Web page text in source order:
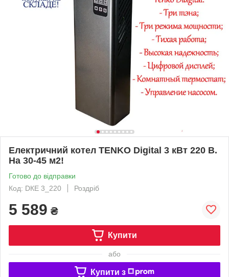
Електричний котел TENKO Digital 3 кВт 220 В.
На 30-45 м2!
Готово до відправки
Код: DКЕ 3_220
Роздріб
5 589 ₴
Купити
або
Купити з